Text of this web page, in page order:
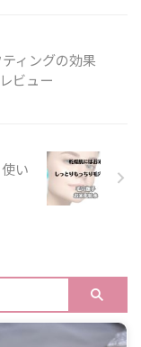
ィングの効果
ビュー
い